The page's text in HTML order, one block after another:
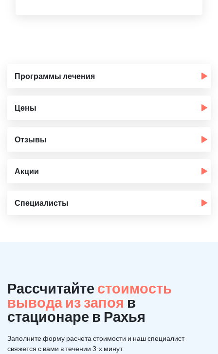
Программы лечения
Цены
Отзывы
Акции
Специалисты
Рассчитайте стоимость
вывода из запоя в
стационаре в Рахья
Заполните форму расчета стоимости и нашспециалист
свяжется с вами в течении 3-х минут